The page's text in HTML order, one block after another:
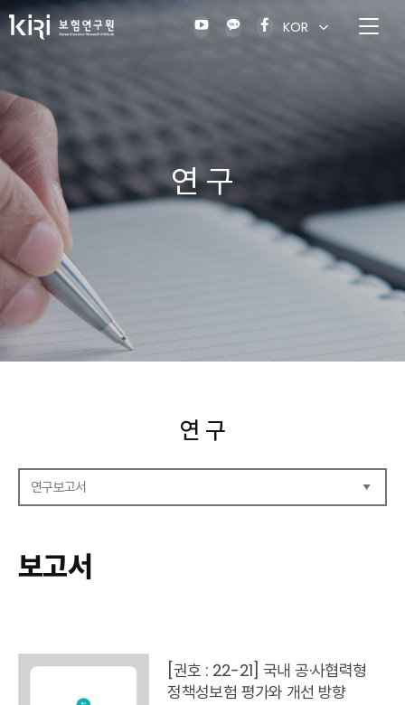
KOR
연 구
연 구
연구보고서
CEO Brief
영상자료
보고서
[권호 : 22-21] 국내 공·사협력형
정책성보험 평가와 개선 방향